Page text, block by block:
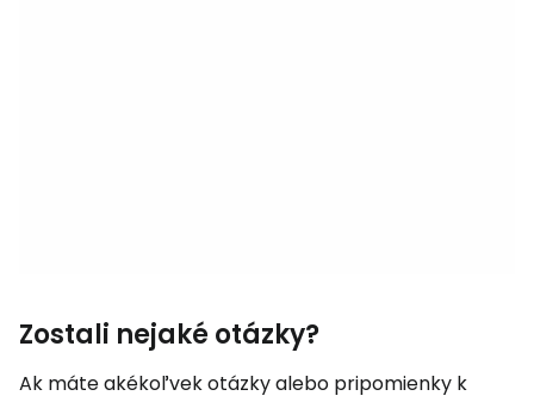
Zostali nejaké otázky?
Ak máte akékoľvek otázky alebo pripomienky k